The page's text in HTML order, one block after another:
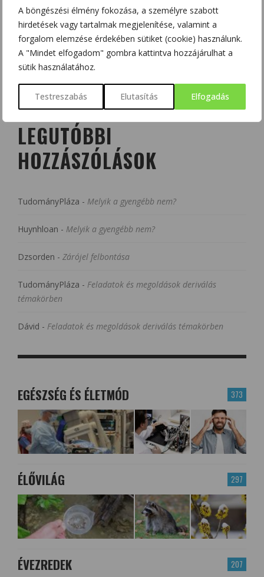
A böngészési élmény fokozása, a személyre szabott
hirdetések vagy tartalmak megjelenítése, valamint a
forgalom elemzése érdekében sütiket (cookie) használunk.
A "Mindet elfogadom" gombra kattintva hozzájárulhat a
sütik használatához.
Testreszabás Elutasítás Elfogadás
LEGUTÓBBI
HOZZÁSZÓLÁSOK
TudományPláza - Melyik a gyengébb nem?
Huynhloan - Melyik a gyengébb nem?
Dzsorden - Zárójel felbontása
TudományPláza - Feladatok és megoldások deriválás
témakörben
Dávid - Feladatok és megoldások deriválás témakörben
373
EGÉSZSÉG ÉS ÉLETMÓD
297
ÉLŐVILÁG
207
ÉVEZREDEK